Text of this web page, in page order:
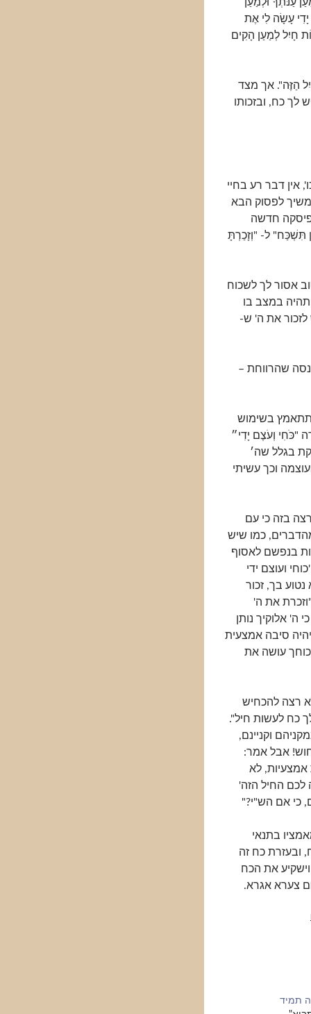
עָשָׂה לִי אֶת
חָיִל לְמַעַן הָקִים
הַזֶּה". אך מצד
לך כח, ובזכותו
אין דבר רע בחיי
לפסוק הבא
חדשה
תִּשְׁכַּח" ל- "וְזָכַרְתָּ
אסור לך לשכוח
תהיה במצב בו
לזכור את ה' ש-
שהרווחת –
בשימוש
"כֹּחִי וְעֹצֶם יָדִי״
בגלל שה׳
וכך עשיתי
בזה כי עם
כמו שיש
בנפשם לאסוף
ועוצם ידי
בך, זכור
את ה'
ה' אלוקיך נותן
סיבה אמצעית
עושה את
רצה להכחיש
כח לעשות חיל".
וקניינם,
אבל אמר:
לא
לכם החיל הזה'
כי אם הש"י?"
בתנאי
ובעזרת כח זה
את הכח
צערא אגרא.
תמיד